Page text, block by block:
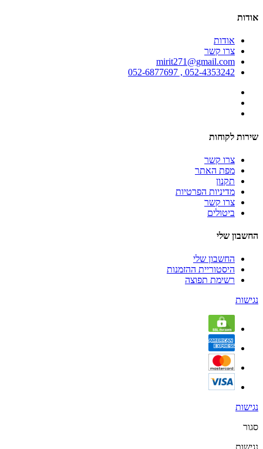
אודות
אודות
צרו קשר
mirit271@gmail.com
052-4353242 , 052-6877697
שירות לקוחות
צרו קשר
מפת האתר
תקנון
מדיניות הפרטיות
צרו קשר
ביטולים
החשבון שלי
החשבון שלי
היסטוריית ההזמנות
רשימת תפוצה
נגישות
נגישות
סגור